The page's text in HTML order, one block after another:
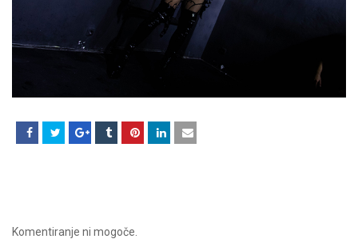
Komentiranje ni mogoče.